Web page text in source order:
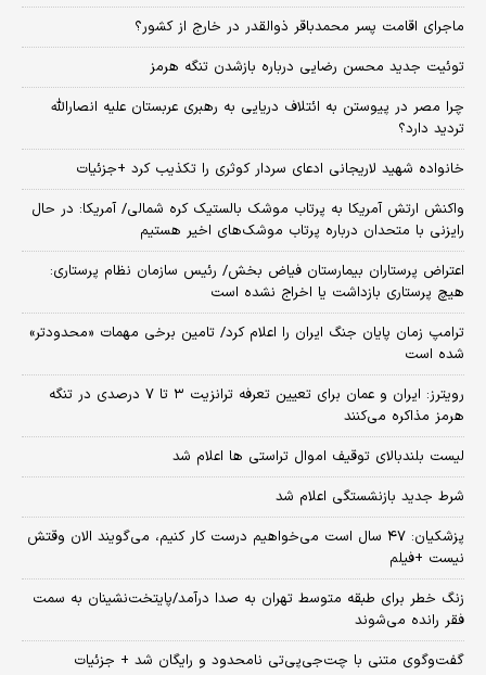
ماجرای اقامت پسر محمدباقر ذوالقدر در خارج از کشور؟
توئیت جدید محسن رضایی درباره بازشدن تنگه هرمز
چرا مصر در پیوستن به ائتلاف دریایی به رهبری عربستان علیه انصارالله
تردید دارد؟
خانواده شهید لاریجانی ادعای سردار کوثری را تکذیب کرد +جزئیات
واکنش ارتش آمریکا به پرتاب موشک بالستیک کره شمالی/ آمریکا: در حال
رایزنی با متحدان درباره پرتاب موشک‌های اخیر هستیم
اعتراض پرستاران بیمارستان فیاض بخش/ رئیس سازمان نظام پرستاری:
هیچ پرستاری بازداشت یا اخراج نشده است
ترامپ زمان پایان جنگ ایران را اعلام کرد/ تامین برخی مهمات «محدودتر»
شده است
رویترز: ایران و عمان برای تعیین تعرفه ترانزیت ۳ تا ۷ درصدی در تنگه
هرمز مذاکره می‌کنند
لیست بلندبالای توقیف اموال تراستی ها اعلام شد
شرط جدید بازنشستگی اعلام شد
پزشکیان: ۴۷ سال است می‌خواهیم درست کار کنیم، می‌گویند الان وقتش
نیست +فیلم
زنگ خطر برای طبقه متوسط تهران به صدا درآمد/پایتخت‌نشینان به سمت
فقر رانده می‌شوند
گفت‌وگوی متنی با چت‌جی‌پی‌تی نامحدود و رایگان شد + جزئیات